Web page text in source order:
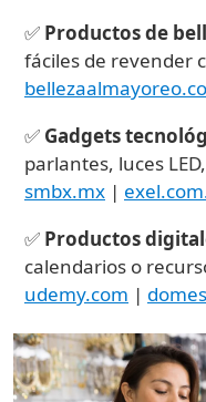
✅ Productos de
fáciles de revender
✅ Gadgets
parlantes, luces
smbx.mx |
✅ Productos
calendarios o
udemy.com |